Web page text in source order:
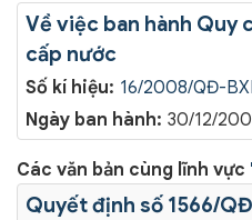
Số kí hiệu: 16/2008/QĐ-
Ngày ban hành: 30/12/
Về việc ban hành Quy
cấp nước
Các văn bản cùng lĩnh vực
Quyết định số 1566/